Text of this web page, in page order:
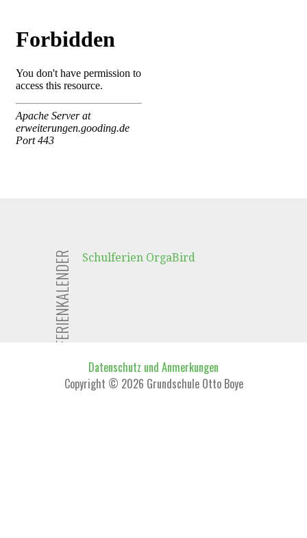
FERIENKALENDER Schulferien OrgaBird
Datenschutz und Anmerkungen
Copyright © 2026 Grundschule Otto Boye